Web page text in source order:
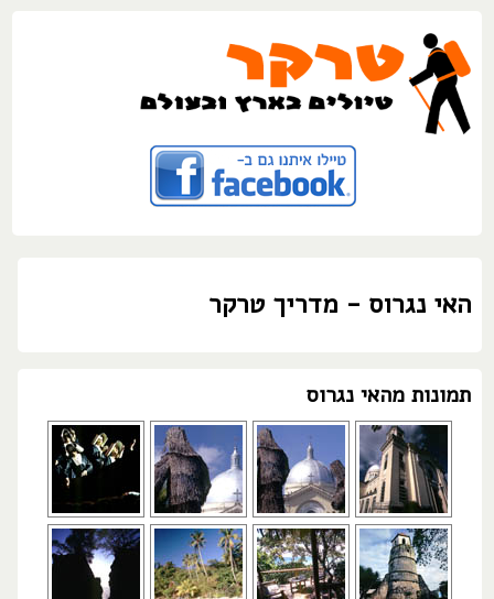
האי נגרוס - מדריך טרקר
תמונות מהאי נגרוס